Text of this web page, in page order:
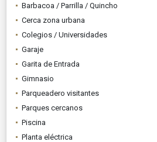
Barbacoa / Parrilla / Quincho
Cerca zona urbana
Colegios / Universidades
Garaje
Garita de Entrada
Gimnasio
Parqueadero visitantes
Parques cercanos
Piscina
Planta eléctrica